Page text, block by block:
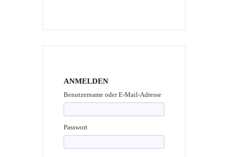
ANMELDEN
Benutzername oder E-Mail-Adresse
Passwort